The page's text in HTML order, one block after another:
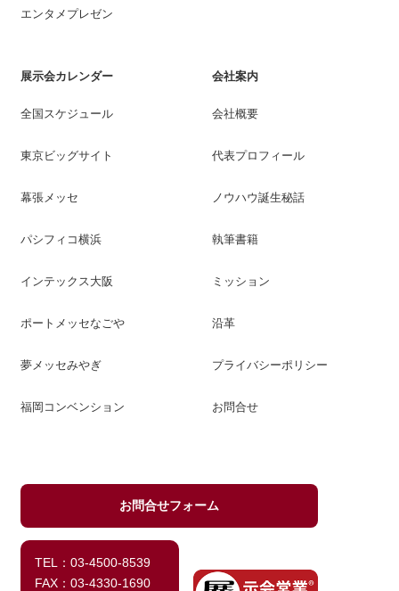
エンタメプレゼン
展示会カレンダー
全国スケジュール
東京ビッグサイト
幕張メッセ
パシフィコ横浜
インテックス大阪
ポートメッセなごや
夢メッセみやぎ
福岡コンベンション
会社案内
会社概要
代表プロフィール
ノウハウ誕生秘話
執筆書籍
ミッション
沿革
プライバシーポリシー
お問合せ
お問合せフォーム
TEL：03-4500-8539
FAX：03-4330-1690